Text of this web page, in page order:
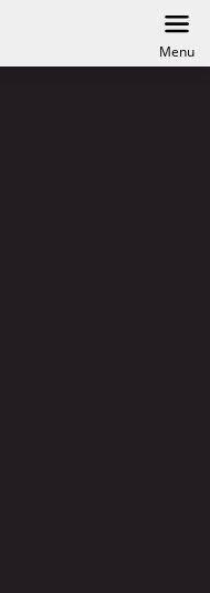
Menu